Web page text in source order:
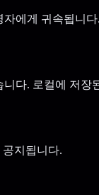
에게 귀속됩니다.
다. 로컬에 저
지됩니다.